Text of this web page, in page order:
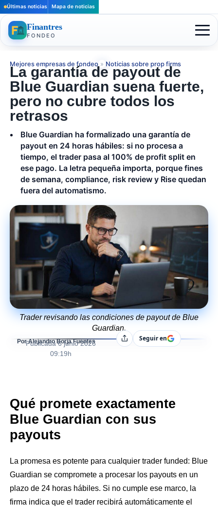
Últimas noticias Mapa de noticias
Finantres
FONDEO
Mejores empresas de fondeo » Noticias sobre prop firms
La garantía de payout de
Blue Guardian suena fuerte,
pero no cubre todos los
retrasos
Blue Guardian ha formalizado una garantía de
payout en 24 horas hábiles: si no procesa a
tiempo, el trader pasa al 100% de profit split en
ese pago. La letra pequeña importa, porque fines
de semana, compliance, risk review y Rise quedan
fuera del automatismo.
Trader revisando las condiciones de payout de Blue
Guardian.
Por Alejandro Borja Fuentes
Publicada 6 junio 2026
09:19h
CompartirSeguir en
Qué promete exactamente
Blue Guardian con sus
payouts
La promesa es potente para cualquier trader funded: Blue
Guardian se compromete a procesar los payouts en un
plazo de 24 horas hábiles. Si no cumple ese marco, la
firma indica que el trader recibirá automáticamente el